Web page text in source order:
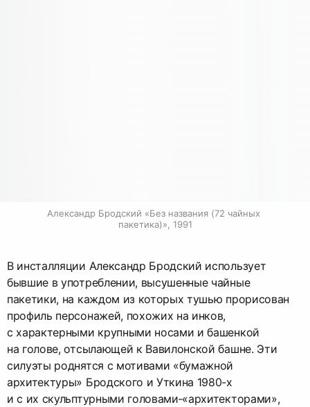
Александр Бродский «Без названия (72 чайных
пакетика)», 1991
В инсталляции Александр Бродский использует
бывшие в употреблении, высушенные чайные
пакетики, на каждом из которых тушью прорисован
профиль персонажей, похожих на инков,
с характерными крупными носами и башенкой
на голове, отсылающей к Вавилонской башне. Эти
силуэты роднятся с мотивами «бумажной
архитектуры» Бродского и Уткина 1980-х
и с их скульптурными головами‑«архитекторами»,